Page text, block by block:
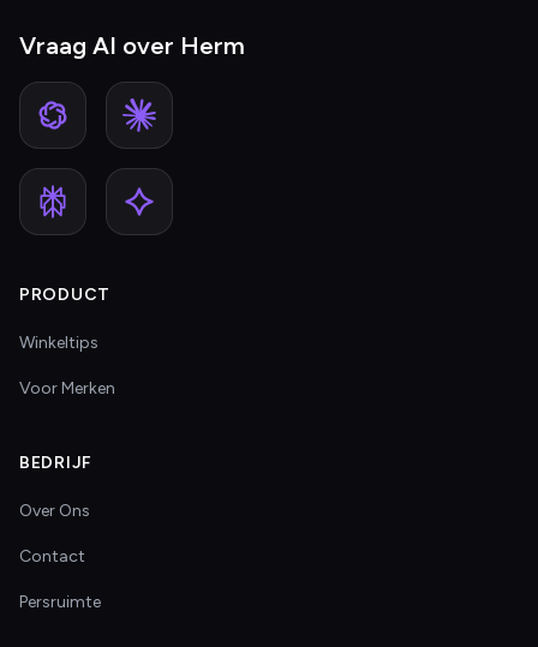
Vraag AI over Herm
PRODUCT
Winkeltips
Voor Merken
BEDRIJF
Over Ons
Contact
Persruimte